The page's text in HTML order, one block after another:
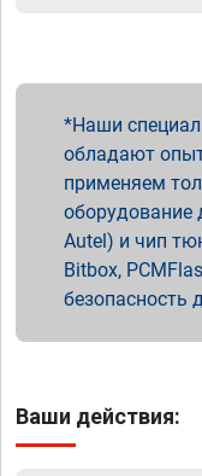
Наши
обладают
применяем
оборудование
Autel) и чип
Bitbox,
безопасность
Ваши действия: